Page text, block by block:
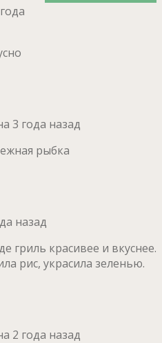
3 года назад
рыбка
назад
гриль красивее и вкуснее.
рис, украсила зеленью.
2 года назад